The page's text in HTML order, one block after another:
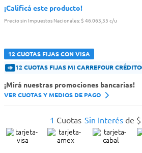
¡Calificá este producto!
Precio sin Impuestos Nacionales:$ 46.063,35 c/u
12 CUOTAS FIJAS CON VISA
12 CUOTAS FIJAS MI CARREFOUR CRÉDITO
¡Mirá nuestras promociones bancarias!
VER CUOTAS Y MEDIOS DE PAGO
1 Cuotas Sin Interés de $